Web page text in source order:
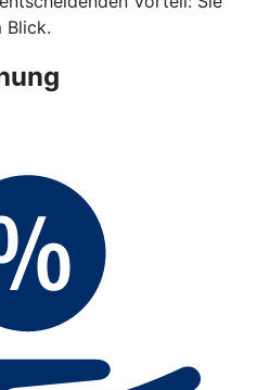
Blick.